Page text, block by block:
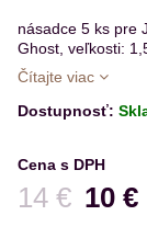
násadce 5 ks pre
Ghost, veľkosti:
Čítajte viac
Dostupnosť:
Cena s DPH
10 €
Pred
14 €